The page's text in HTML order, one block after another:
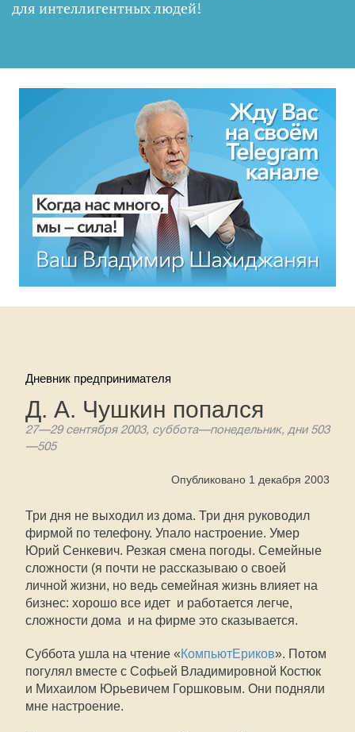
для интеллигентных людей!
Дневник предпринимателя
Д. А. Чушкин попался
27—29 сентября 2003, суббота—понедельник, дни 503
—505
Опубликовано 1 декабря 2003
Три дня не выходил из дома. Три дня руководил
фирмой по телефону. Упало настроение. Умер
Юрий Сенкевич. Резкая смена погоды. Семейные
сложности (я почти не рассказываю о своей
личной жизни, но ведь семейная жизнь влияет на
бизнес: хорошо все идет  и работается легче,
сложности дома  и на фирме это сказывается.
Суббота ушла на чтение «КомпьютЕриков». Потом
погулял вместе с Софьей Владимировной Костюк
и Михаилом Юрьевичем Горшковым. Они подняли
мне настроение.